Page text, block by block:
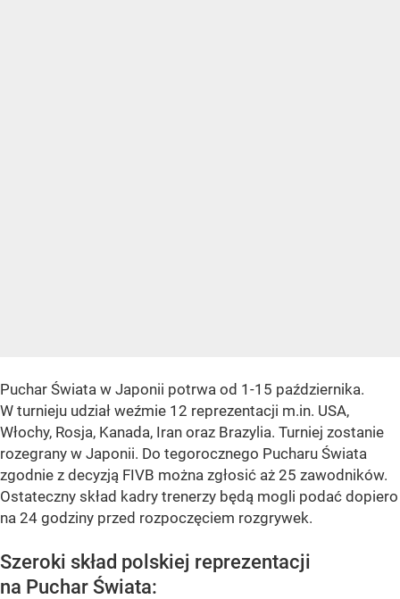
Puchar Świata w Japonii potrwa od 1-15 października.
W turnieju udział weźmie 12 reprezentacji m.in. USA,
Włochy, Rosja, Kanada, Iran oraz Brazylia. Turniej zostanie
rozegrany w Japonii. Do tegorocznego Pucharu Świata
zgodnie z decyzją FIVB można zgłosić aż 25 zawodników.
Ostateczny skład kadry trenerzy będą mogli podać dopiero
na 24 godziny przed rozpoczęciem rozgrywek.
Szeroki skład polskiej reprezentacji
na Puchar Świata: